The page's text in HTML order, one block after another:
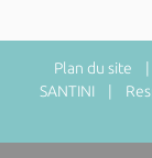
Plan du site |
SANTINI |